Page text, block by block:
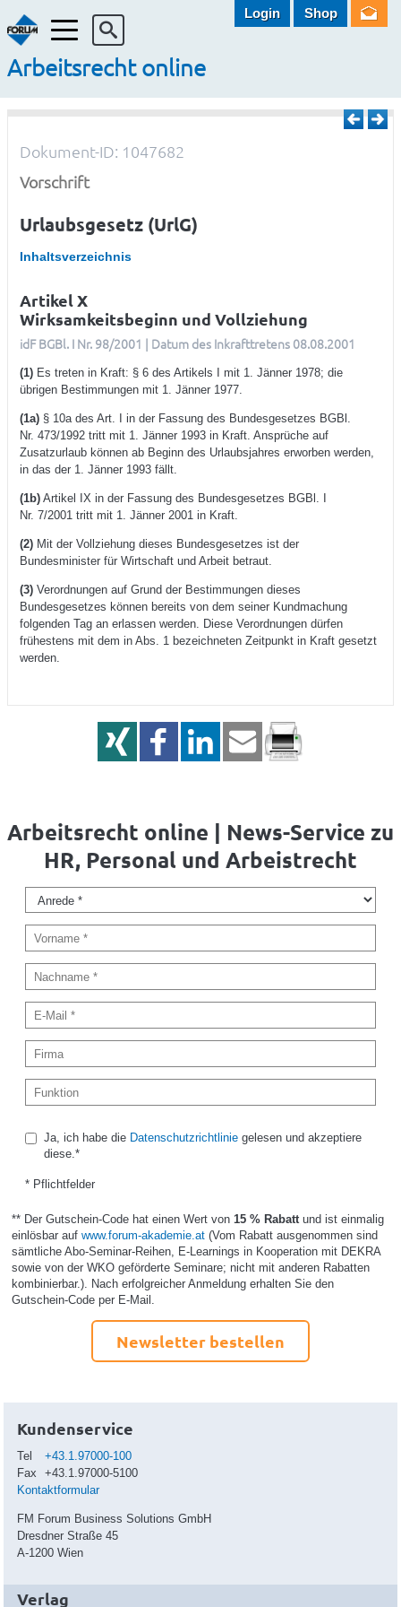
Menü
Arbeitsrecht online
Login Shop
Dokument-ID: 1047682
Vorschrift
Urlaubsgesetz (UrlG)
Inhaltsverzeichnis
Artikel X
Wirksamkeitsbeginn und Vollziehung
idF BGBl. I Nr. 98/2001 | Datum des Inkrafttretens 08.08.2001
(1)Es treten in Kraft: § 6 des Artikels I mit 1. Jänner 1978; die
übrigen Bestimmungen mit 1. Jänner 1977.
(1a)§ 10a des Art. I in der Fassung des Bundesgesetzes BGBl.
Nr. 473/1992 tritt mit 1. Jänner 1993 in Kraft. Ansprüche auf
Zusatzurlaub können ab Beginn des Urlaubsjahres erworben werden,
in das der 1. Jänner 1993 fällt.
(1b)Artikel IX in der Fassung des Bundesgesetzes BGBl. I
Nr. 7/2001 tritt mit 1. Jänner 2001 in Kraft.
(2)Mit der Vollziehung dieses Bundesgesetzes ist der
Bundesminister für Wirtschaft und Arbeit betraut.
(3)Verordnungen auf Grund der Bestimmungen dieses
Bundesgesetzes können bereits von dem seiner Kundmachung
folgenden Tag an erlassen werden. Diese Verordnungen dürfen
frühestens mit dem in Abs. 1 bezeichneten Zeitpunkt in Kraft gesetzt
werden.
Arbeitsrecht online | News-Service zu
HR, Personal und Arbeistrecht
Ja, ich habe die Datenschutzrichtliniegelesen und akzeptiere
diese.*
* Pflichtfelder
** Der Gutschein-Code hat einen Wert von 15 % Rabatt und ist einmalig
einlösbar auf www.forum-akademie.at(Vom Rabatt ausgenommen sind
sämtliche Abo-Seminar-Reihen, E-Learnings in Kooperation mit DEKRA
sowie von der WKO geförderte Seminare; nicht mit anderen Rabatten
kombinierbar.). Nach erfolgreicher Anmeldung erhalten Sie den
Gutschein-Code per E-Mail.
Newsletter bestellen
Kundenservice
Tel
+43.1.97000-100
Fax
+43.1.97000-5100
Kontaktformular
FM Forum Business Solutions GmbH
Dresdner Straße 45
A-1200 Wien
Verlag